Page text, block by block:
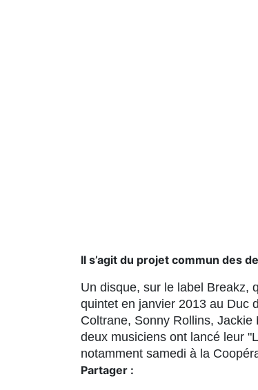
Il s’agit du projet commun des
Un disque, sur le label Breakz,
quintet en janvier 2013 au Duc
Coltrane, Sonny Rollins,
deux musiciens ont lancé leur
notamment samedi à la
Partager :